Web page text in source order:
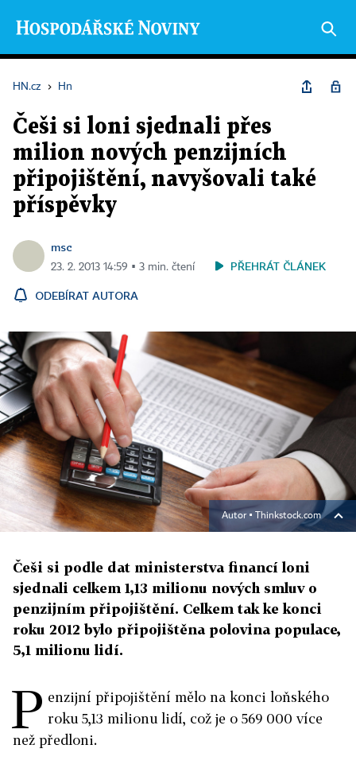
HN.cz › Hn
Češi si loni sjednali přes
milion nových penzijních
připojištění, navyšovali také
příspěvky
msc
23. 2. 2013 14:59 ▪ 3 min. čtení PŘEHRÁT ČLÁNEK
ODEBÍRAT AUTORA
Autor ▪ Thinkstock.com
Češi si podle dat ministerstva financí loni
sjednali celkem 1,13 milionu nových smluv o
penzijním připojištění. Celkem tak ke konci
roku 2012 bylo připojištěna polovina populace,
5,1 milionu lidí.
P enzijní připojištění mělo na konci loňského
roku 5,13 milionu lidí, což je o 569 000 více
než předloni.